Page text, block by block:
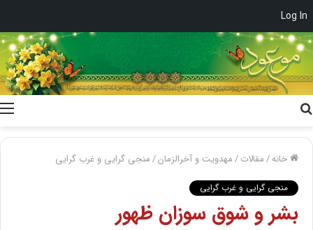
Log In
خانه/مقالات/مهدویت و آخرالزمان/منجی گرایی و غرب گرایی
منجی گرایی و غرب گرایی
بشر و شوق سوزان ظهور